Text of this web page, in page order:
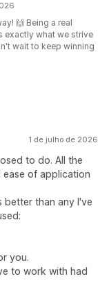
🙌 Being a real
exactly what we strive
wait to keep winning
1 de julho de 2026
to do. All the
ease of application
better than any I've
you.
to work with had